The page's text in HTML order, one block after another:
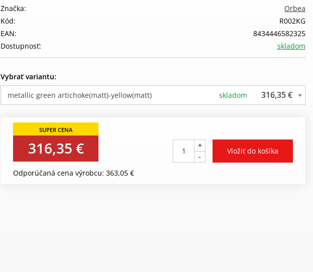
Orbea
Značka:
R002KG
Kód:
8434446582325
EAN:
skladom
Dostupnosť:
Vybrať variantu:
metallic green artichoke(matt)-yellow(matt)
skladom 316,35 €
316,35 €
Odporúčaná cena výrobcu: 363,05 €
+
-